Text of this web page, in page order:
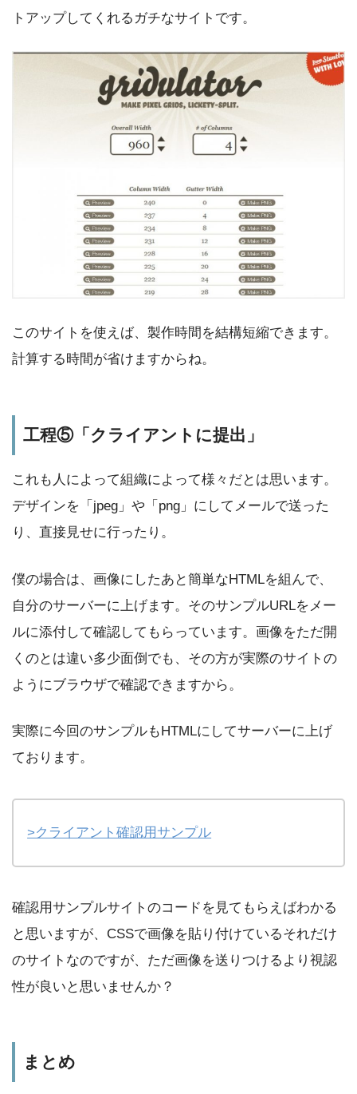
トアップしてくれるガチなサイトです。
このサイトを使えば、製作時間を結構短縮できます。
計算する時間が省けますからね。
工程⑤「クライアントに提出」
これも人によって組織によって様々だとは思います。
デザインを「jpeg」や「png」にしてメールで送った
り、直接見せに行ったり。
僕の場合は、画像にしたあと簡単なHTMLを組んで、
自分のサーバーに上げます。そのサンプルURLをメー
ルに添付して確認してもらっています。画像をただ開
くのとは違い多少面倒でも、その方が実際のサイトの
ようにブラウザで確認できますから。
実際に今回のサンプルもHTMLにしてサーバーに上げ
ております。
>クライアント確認用サンプル
確認用サンプルサイトのコードを見てもらえばわかる
と思いますが、CSSで画像を貼り付けているそれだけ
のサイトなのですが、ただ画像を送りつけるより視認
性が良いと思いませんか？
まとめ